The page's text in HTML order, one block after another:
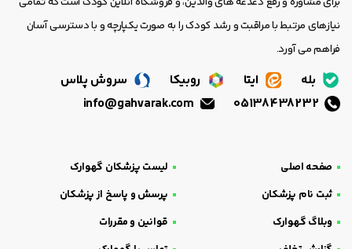
نیازهای مرتبط با مراقبت و رشد کودک را به صورت یکپارچه و با دسترسی آسان
فراهم می آورد.
بله ایتا روبیکا
سروش پلاس
صفحه اصلی
لیست پزشکان گهوارک
ثبت نام پزشکان
پرسش و پاسخ از پزشکان
وبلاگ گهوارک
قوانین و مقررات